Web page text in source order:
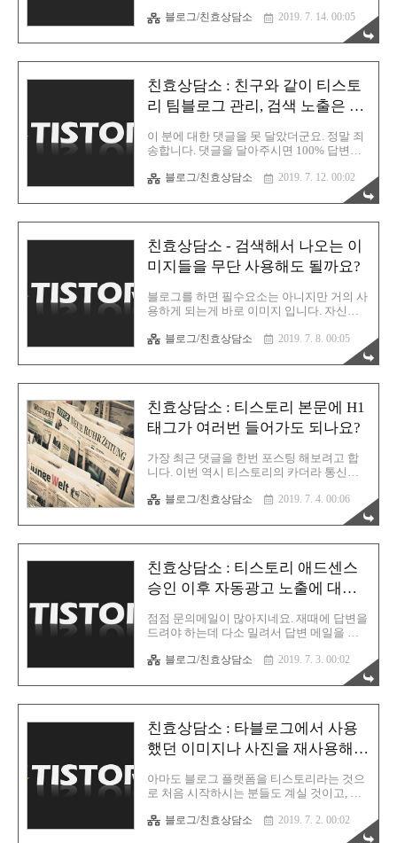
해두시고 스킨 변경 후 다시 그 자리에 원위
치 시켜주시면 됩니다. 오늘은 이 메타태그
에 대한 질문이 있어서 한번 짚고 넘어가보..
어떤 뜻으로 말씀하신건지 이해가 갑니다.
그러면 질문 내용부터 살펴보겠습니다. Q. 안
녕하세요. 언제나 이 블로그를 통해 많이 알
아가는 초보블로거 입니다. 다름이 아니라
에 카테고리를 옮기는 것에 대해서 불이익
같은 것이 있나요? 예를 들어서 A카테고리에
있는 글을 B카테고리에 옮기면 검색이 안 되
는 현상이 발생하는지요? 이번에 아예 카테
고리를 세분화해서 글을 주제에 맞게 옮기려
고 하거든요. 알려주시면 감사하겠습니다.
이 부분에 대해서는 명쾌한 답변을 드릴 수
있겠습니다. A. 카테고리는 단지 글들을 주제
별로 분류하는 역할이 전부 입니다..
블로그/친효상담소 2019. 7. 14. 00:05
친효상담소 : 친구와 같이 티스토
리 팀블로그 관리, 검색 노출은 잘
이 분에 대한 댓글을 못 달았더군요. 정말 죄
송합니다. 댓글을 달아주시면 100% 답변을
했습니다. 정말 죄송합니다. (일부러 달지 않
는 답변도 있는데, 그럴만한 이유가 있으니
양해 부탁드립니다) 그래서 공식적으로 이렇
게 해당 질문에 대한 답변을 포스팅을 하겠
안녕하세요, 궁금한 것이 있어서 댓글을 남
깁니다. 예를 들어서 친구와 팀블로그를 하
려고 하는데 제가 친구의 티스토리에 글을
작성하면 해당 글도 검색 엔진에 노출이 가
능한가요? 또한 한 아이디로 2개의 블로그를
관리해도 되는건가요? 이것에 대한 답변은
아래와 같습니다. A. 그렇습니다. A라고 하는
티스토리를 영희와 철수가 같이 관리를 하고
있다고 가정합니다. 영희..
블로그/친효상담소 2019. 7. 12. 00:02
친효상담소 - 검색해서 나오는 이
미지들을 무단 사용해도 될까요?
블로그를 하면 필수요소는 아니지만 거의 사
용하게 되는게 바로 이미지 입니다. 자신이
게 없지만, 검색해서 나오는 이미지들을 사
용하는건 한번 생각해봐야 합니다. 제목에서
도 언급했듯 무단 사용하면 저작권에 걸릴
수 있습니다. Q. 안녕하세요! 궁금한 게 있습
예인 사진, 풍경 사진) 이런 것들은 다 저작권
에 걸리나요? 혹시 그렇다면 블로그에 글을
올릴 때 자기가 직접 찍은 사진이나 이미지
만 활용해야 하는 것인지요...?? 이렇게 질문
을 댓글로 남겨주셨는데, 이에 대한 답은 다
음과 같습니다. A. 그냥 자신이 직접 찍거나
그리지 않은 2D 이미지, 사진들을 제외한 나
머지 이미지들은 모두 저작권이 있다고 생각
하시면 됩니다. 최..
블로그/친효상담소 2019. 7. 8. 00:05
친효상담소 : 티스토리 본문에 H1
태그가 여러번 들어가도 되나요?
가장 최근 댓글을 한번 포스팅 해보려고 합
니다. 이번 역시 티스토리의 카더라 통신에
니다. 이런 카더라 통신 때문에 티스토리 블
로거 분들의 운영에 있어서 문제가 될 수 있
는 부분이 있으므로 한번 짚고 넘어가야 할
것 같습니다. 댓글을 남겨주신 내용은 다음
어서 댓글을 남깁니다. 태그가 한 페이지에
한 개만 있는 게 좋다고 하는데, 제 티스토리
블로그 스킨에서는 의미 없는 블로그 제목과
글 제목 두 군데에 이미 태그가 적용이 되어
있습니다. 그래서 이미 한 페이지에 두 개의
태그가 있는 셈인데 블로그 제목의 태그를
없애려고 애를 써봐도 스킨 모양이 너무 이
상하게 다 변해버려서 어떻게 하면 좋을지
몇 시간 째 고민 중 입니다..
블로그/친효상담소 2019. 7. 4. 00:06
친효상담소 : 티스토리 애드센스
승인 이후 자동광고 노출에 대하
점점 문의메일이 많아지네요. 재때에 답변을
드려야 하는데 다소 밀려서 답변 메일을 보
신술을 써서 여러명으로 분신해서 고민을 해
결해 드리면 더할나위없이 좋을텐데 현실은
그럴수가 없으니 어쩔 수 없습니다. (울음) 그
럼 이번 메일의 내용을 뭔지 한번 원본을 살
보고 메일드립니다. 이제 한달 조금 넘은 초
보 티스토리 블로거 입니다. 애드센스 승인
을 받아 광고를 넣기 위해 자동광고도 넣어
보고 이것저것 HTML을 만져보다보니 애드
센스 자동광고가 1주일동안 적용이 전혀 이
뤄지지 않고 있어 이렇게 문의 드려봅니다.
HTML을 봐도 뭐가 잘못된건지는 모르겠고
혹시나 친효님이시라면 HTML만 보시고 판
블로그/친효상담소 2019. 7. 3. 00:02
친효상담소 : 타블로그에서 사용
했던 이미지나 사진을 재사용해도
아마도 블로그 플랫폼을 티스토리라는 것으
로 처음 시작하시는 분들도 계실 것이고, 저
로 넘어오시는 분들도 계실 것 입니다. 혹은
타사 블로그를 이용하시다가 넘어오시는 분
블로그/친효상담소 2019. 7. 2. 00:02